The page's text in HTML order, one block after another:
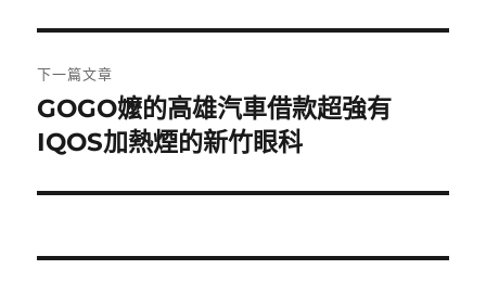
覽
文
章:
下一篇文章
下
一
文
GOGO嬤的高雄汽車借款超強有
IQOS加熱煙的新竹眼科